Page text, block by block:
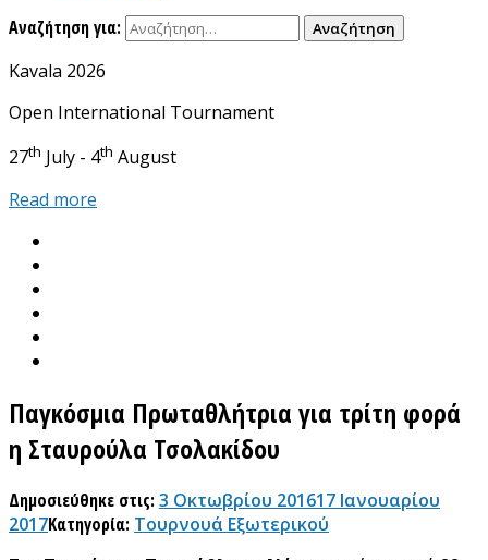
Αναζήτηση για:
Kavala 2026
Open International Tournament
27th July - 4th August
Read more
Παγκόσμια Πρωταθλήτρια για τρίτη φορά
η Σταυρούλα Τσολακίδου
Δημοσιεύθηκε στις:3 Οκτωβρίου 201617 Ιανουαρίου
2017Κατηγορία: Τουρνουά Εξωτερικού